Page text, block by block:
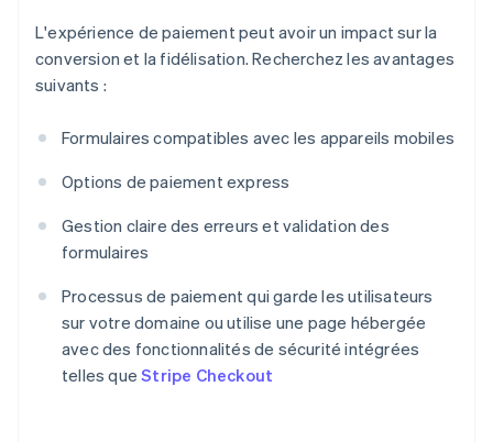
L'expérience de paiement peut avoir un impact sur la
conversion et la fidélisation. Recherchez les avantages
suivants :
Formulaires compatibles avec les appareils mobiles
Options de paiement express
Gestion claire des erreurs et validation des
formulaires
Processus de paiement qui garde les utilisateurs
sur votre domaine ou utilise une page hébergée
avec des fonctionnalités de sécurité intégrées
telles queStripe Checkout